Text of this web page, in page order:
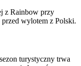
z Rainbow przy
wylotem z Polski.
turystyczny trwa